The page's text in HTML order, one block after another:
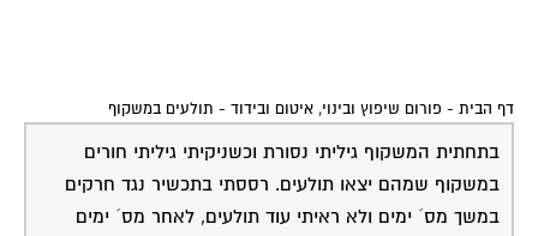
דף הבית - פורום שיפוץ ובינוי, איטום ובידוד - תולעים במשקוף
בתחתית המשקוף גיליתי נסורת וכשניקיתי גיליתי חורים
במשקוף שמהם יצאו תולעים. רססתי בתכשיר נגד חרקים
במשך מס´ ימים ולא ראיתי עוד תולעים, לאחר מס´ ימים